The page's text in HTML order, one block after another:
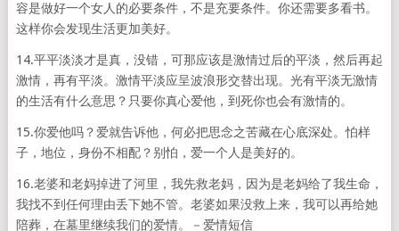
容是做好一个女人的必要条件，不是充要条件。你还需要多看书。
这样你会发现生活更加美好。
14.平平淡淡才是真，没错，可那应该是激情过后的平淡，然后再起
激情，再有平淡。激情平淡应呈波浪形交替出现。光有平淡无激情
的生活有什么意思？只要你真心爱他，到死你也会有激情的。
15.你爱他吗？爱就告诉他，何必把思念之苦藏在心底深处。怕样
子，地位，身份不相配？别怕，爱一个人是美好的。
16.老婆和老妈掉进了河里，我先救老妈，因为是老妈给了我生命，
我找不到任何理由丢下她不管。老婆如果没救上来，我可以再给她
陪葬，在墓里继续我们的爱情。－爱情短信